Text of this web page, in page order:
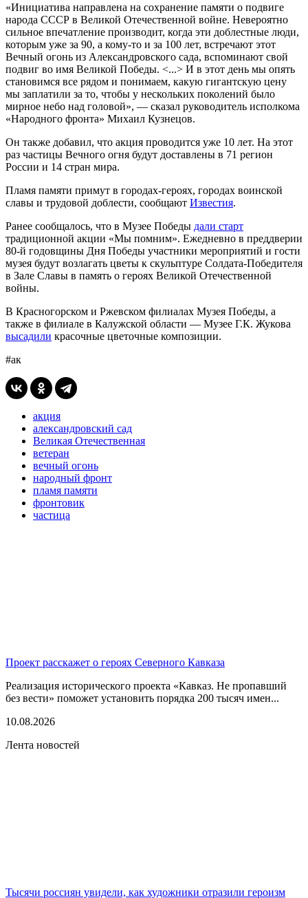
«Инициатива направлена на сохранение памяти о подвиге
народа СССР в Великой Отечественной войне. Невероятно
сильное впечатление производит, когда эти доблестные люди,
которым уже за 90, а кому-то и за 100 лет, встречают этот
Вечный огонь из Александровского сада, вспоминают свой
подвиг во имя Великой Победы. <...> И в этот день мы опять
становимся все рядом и понимаем, какую гигантскую цену
мы заплатили за то, чтобы у нескольких поколений было
мирное небо над головой», — сказал руководитель исполкома
«Народного фронта» Михаил Кузнецов.
Он также добавил, что акция проводится уже 10 лет. На этот
раз частицы Вечного огня будут доставлены в 71 регион
России и 14 стран мира.
Пламя памяти примут в городах-героях, городах воинской
славы и трудовой доблести, сообщают Известия.
Ранее сообщалось, что в Музее Победы дали старт
традиционной акции «Мы помним». Ежедневно в преддверии
80-й годовщины Дня Победы участники мероприятий и гости
музея будут возлагать цветы к скульптуре Солдата-Победителя
в Зале Славы в память о героях Великой Отечественной
войны.
В Красногорском и Ржевском филиалах Музея Победы, а
также в филиале в Калужской области — Музее Г.К. Жукова
высадили красочные цветочные композиции.
#ак
акция
александровский сад
Великая Отечественная
ветеран
вечный огонь
народный фронт
пламя памяти
фронтовик
частица
Проект расскажет о героях Северного Кавказа
Реализация исторического проекта «Кавказ. Не пропавший
без вести» поможет установить порядка 200 тысяч имен...
10.08.2026
Лента новостей
Тысячи россиян увидели, как художники отразили героизм